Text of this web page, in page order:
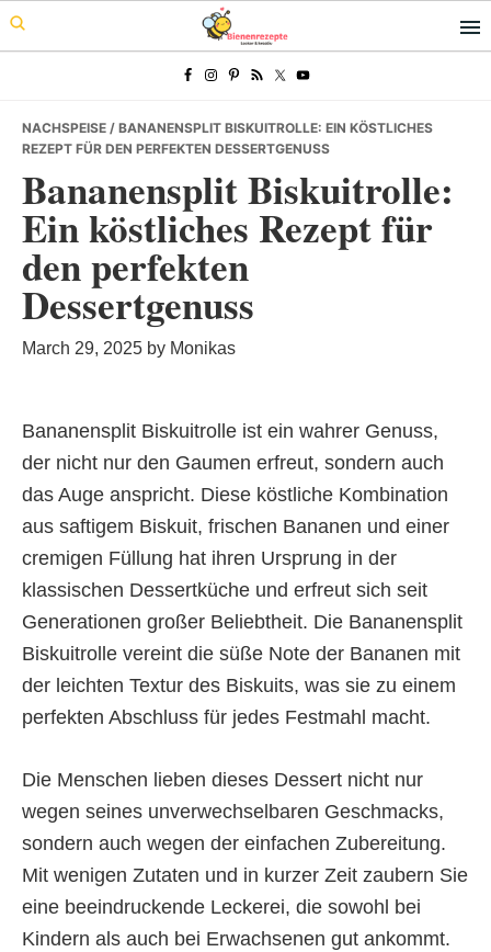
Skip
to
Skip
to
Skip
to
NACHSPEISE / BANANENSPLIT BISKUITROLLE: EIN KÖSTLICHES
REZEPT FÜR DEN PERFEKTEN DESSERTGENUSS
Bananensplit Biskuitrolle:
Ein köstliches Rezept für
den perfekten
Dessertgenuss
March 29, 2025 by Monikas
Bananensplit Biskuitrolle ist ein wahrer Genuss,
der nicht nur den Gaumen erfreut, sondern auch
das Auge anspricht. Diese köstliche Kombination
aus saftigem Biskuit, frischen Bananen und einer
cremigen Füllung hat ihren Ursprung in der
klassischen Dessertküche und erfreut sich seit
Generationen großer Beliebtheit. Die Bananensplit
Biskuitrolle vereint die süße Note der Bananen mit
der leichten Textur des Biskuits, was sie zu einem
perfekten Abschluss für jedes Festmahl macht.
Die Menschen lieben dieses Dessert nicht nur
wegen seines unverwechselbaren Geschmacks,
sondern auch wegen der einfachen Zubereitung.
Mit wenigen Zutaten und in kurzer Zeit zaubern Sie
eine beeindruckende Leckerei, die sowohl bei
Kindern als auch bei Erwachsenen gut ankommt.